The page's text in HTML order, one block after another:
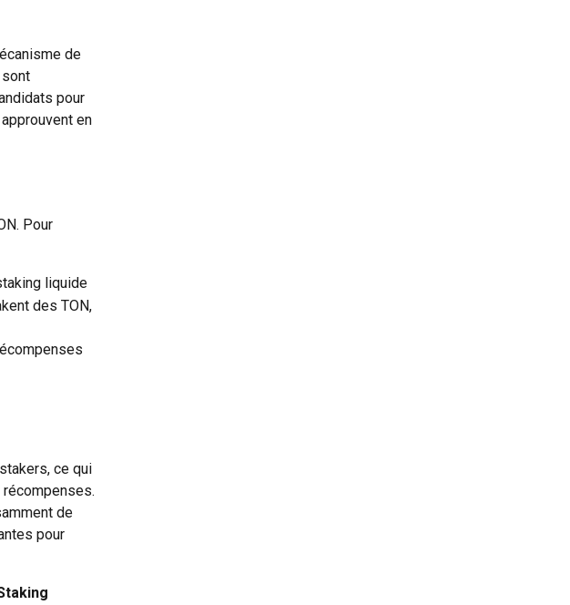
de
pour
en
Pour
liquide
des TON,
ce qui
de
pour